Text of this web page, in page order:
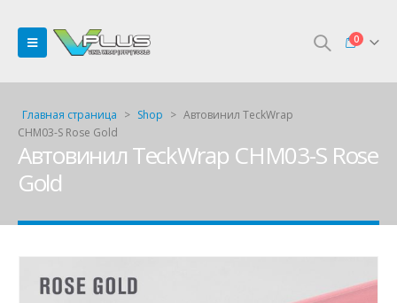
0
Главная страница > Shop > Автовинил TeckWrap
CHM03-S Rose Gold
Автовинил TeckWrap CHM03-S Rose
Gold